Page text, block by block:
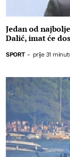
Jedan od
Dalić, imat će
SPORT - prije 31